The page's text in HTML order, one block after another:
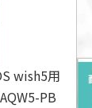
wish5用
PB